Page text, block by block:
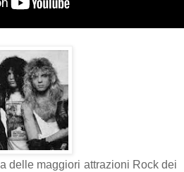
delle maggiori attrazioni Rock dei